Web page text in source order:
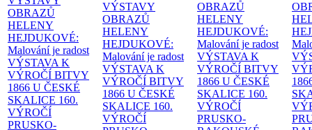
OBRAZŮ
HELENY
HEJDUKOVÉ:
Malování je radost
VÝSTAVA K
VÝROČÍ BITVY
1866 U ČESKÉ
SKALICE 160.
VÝROČÍ
PRUSKO-
VÝSTAVY
OBRAZŮ
HELENY
HEJDUKOVÉ:
Malování je radost
VÝSTAVA K
VÝROČÍ BITVY
1866 U ČESKÉ
SKALICE 160.
VÝROČÍ
OBRAZŮ
HELENY
HEJDUKOVÉ:
Malování je radost
VÝSTAVA K
VÝROČÍ BITVY
1866 U ČESKÉ
SKALICE 160.
VÝROČÍ
PRUSKO-